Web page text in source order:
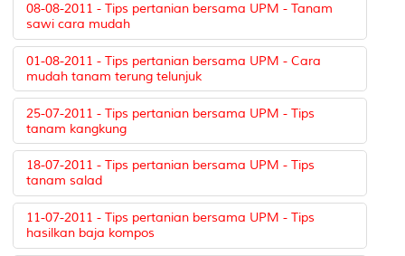
08-08-2011 - Tips pertanian bersama UPM - Tanam
sawi cara mudah
01-08-2011 - Tips pertanian bersama UPM - Cara
mudah tanam terung telunjuk
25-07-2011 - Tips pertanian bersama UPM - Tips
tanam kangkung
18-07-2011 - Tips pertanian bersama UPM - Tips
tanam salad
11-07-2011 - Tips pertanian bersama UPM - Tips
hasilkan baja kompos